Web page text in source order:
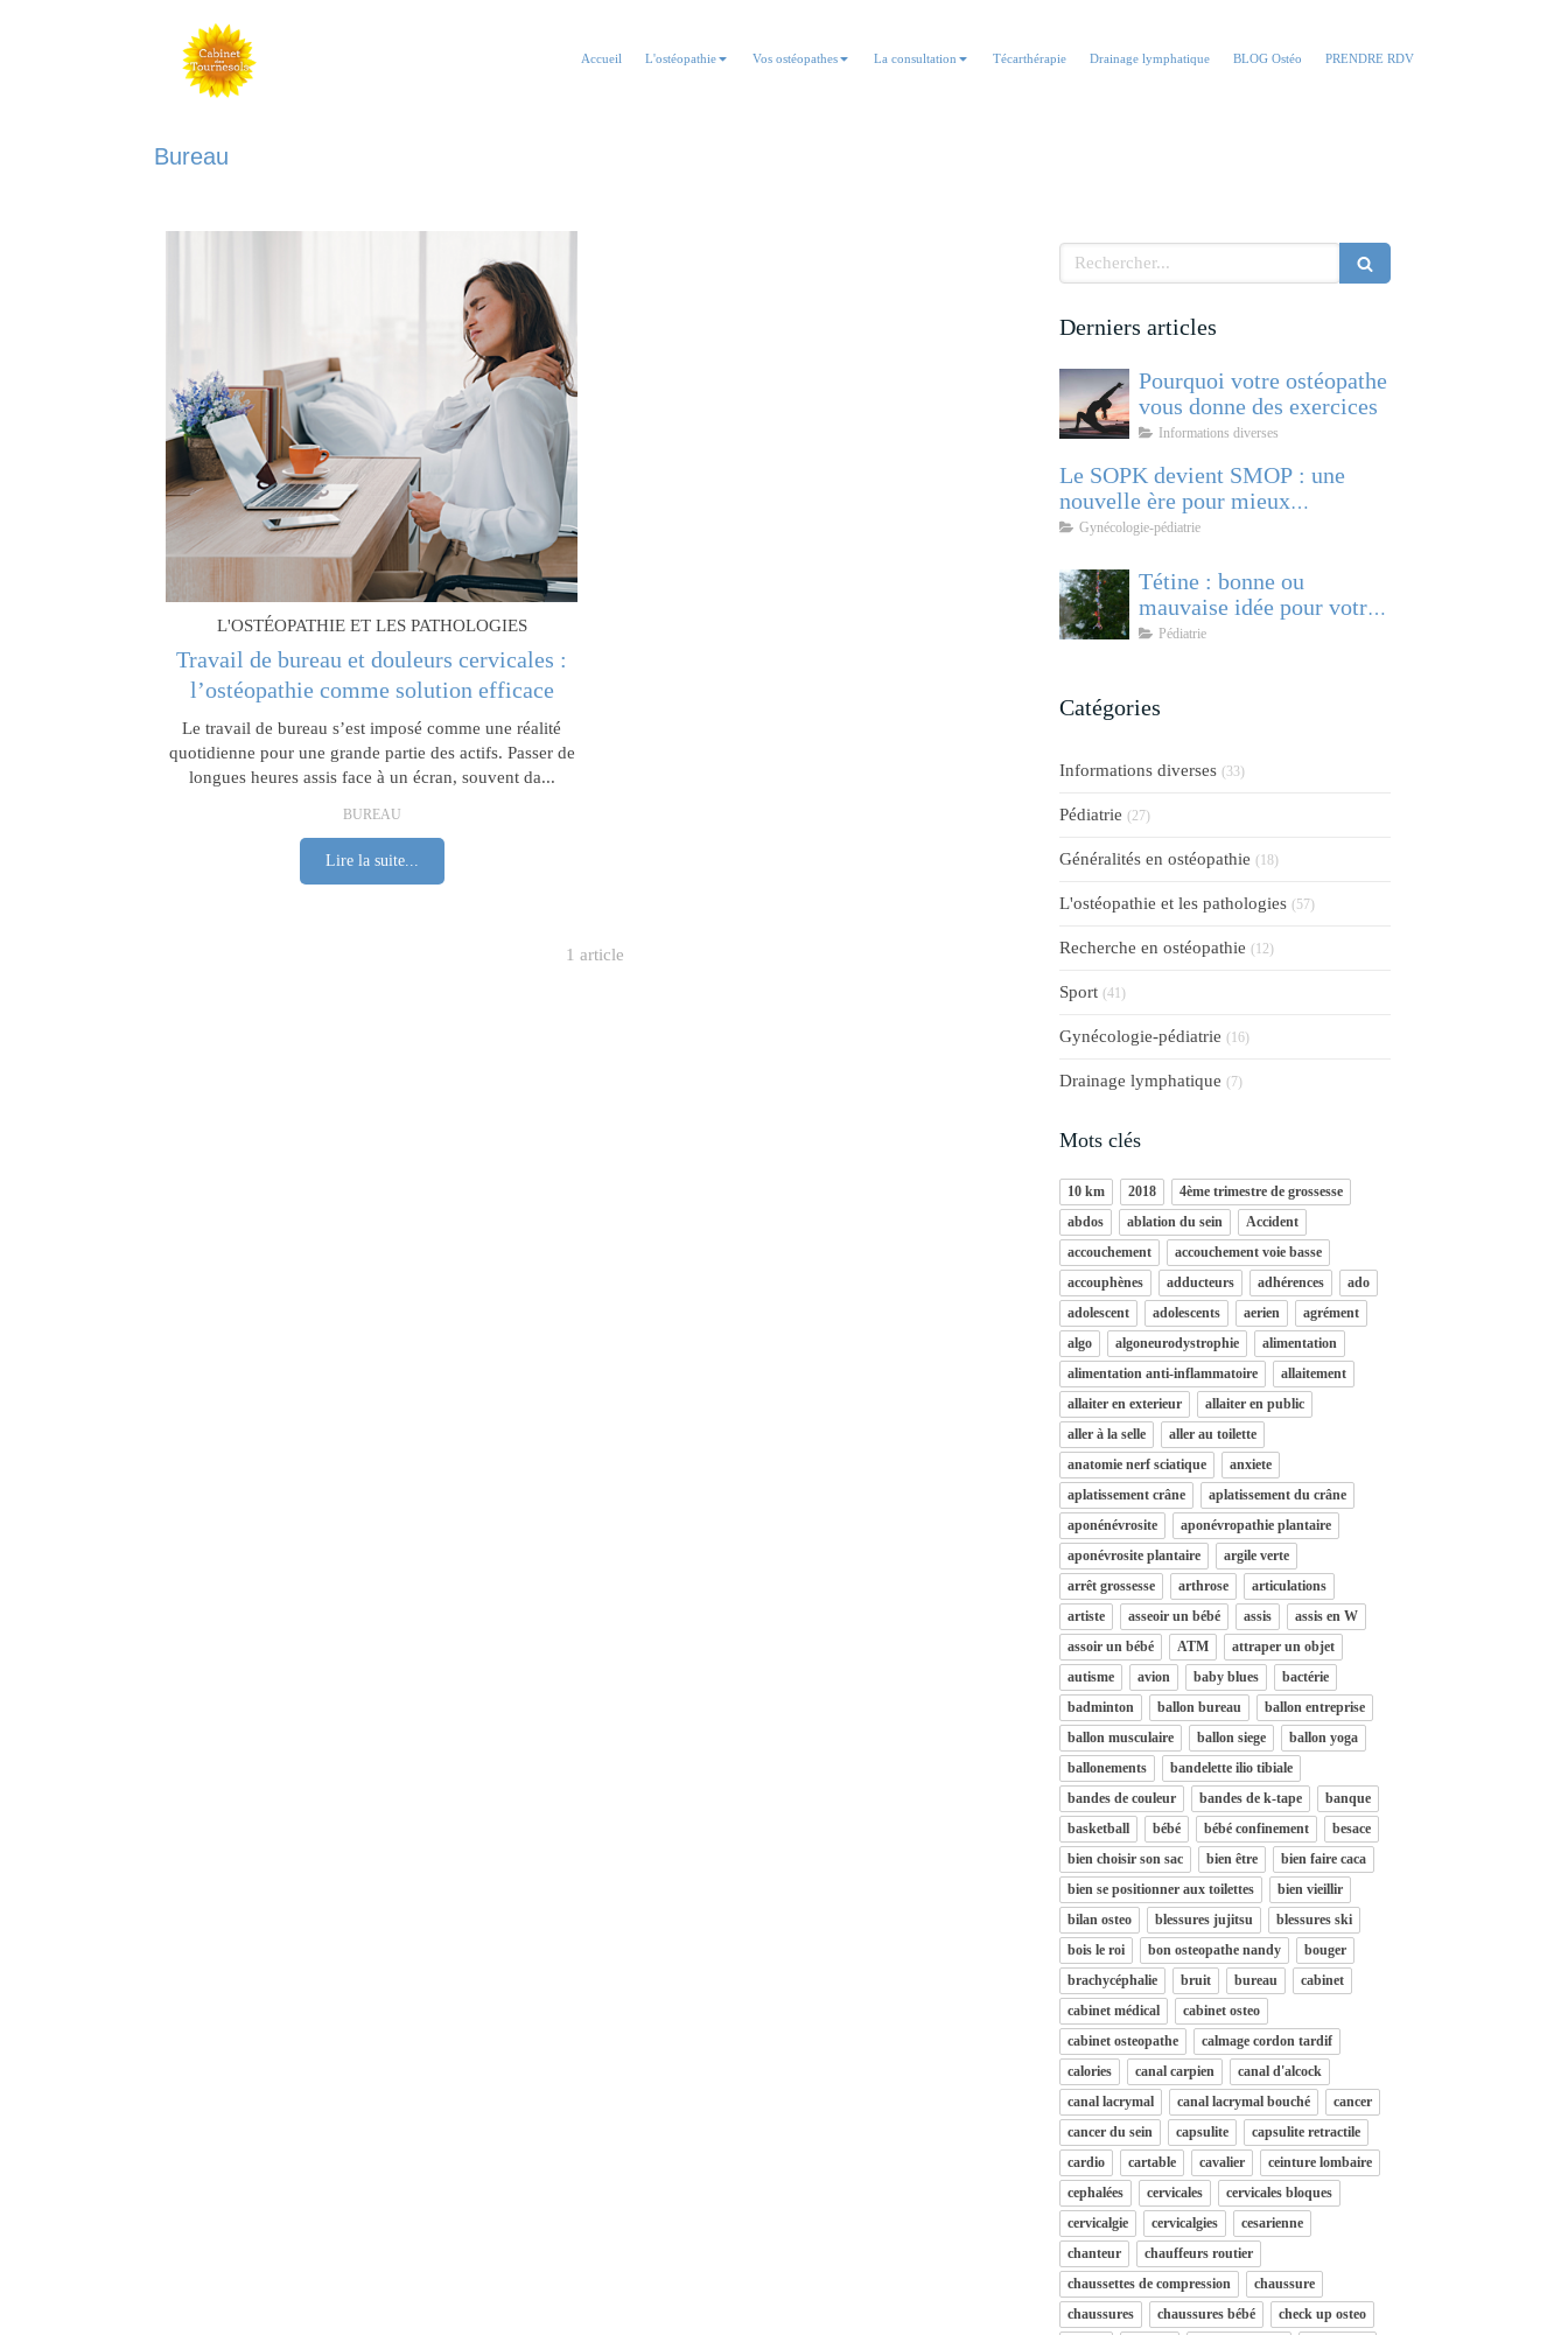
Accueil L'ostéopathie Vos ostéopathes La consultation Técarthérapie Drainage lymphatique BLOG Ostéo PRENDRE RDV
Bureau
L'OSTÉOPATHIE ET LES PATHOLOGIES
Travail de bureau et douleurs cervicales :
l’ostéopathie comme solution efficace
Le travail de bureau s’est imposé comme une réalité
quotidienne pour une grande partie des actifs. Passer de
longues heures assis face à un écran, souvent da...
BUREAU
Lire la suite...
1 article
Rechercher
Derniers articles
Pourquoi votre ostéopathe
vous donne des exercices
Informations diverses
Le SOPK devient SMOP : une
nouvelle ère pour mieux
comprendre et accompagner cette
Gynécologie-pédiatrie
Tétine : bonne ou
mauvaise idée pour votre
bébé ?
Pédiatrie
Catégories
Informations diverses (33)
Pédiatrie (27)
Généralités en ostéopathie (18)
L'ostéopathie et les pathologies (57)
Recherche en ostéopathie (12)
Sport (41)
Gynécologie-pédiatrie (16)
Drainage lymphatique (7)
Mots clés
10 km 2018
4ème trimestre de grossesse
abdos
ablation du sein
Accident
accouchement
accouchement voie basse
accouphènes
adducteurs adhérences
ado
adolescent
adolescents aerien
agrément
algo
algoneurodystrophie
alimentation
alimentation anti-inflammatoire
allaitement
allaiter en exterieur
allaiter en public
aller à la selle
aller au toilette
anatomie nerf sciatique
anxiete
aplatissement crâne
aplatissement du crâne
aponénévrosite
aponévropathie plantaire
aponévrosite plantaire
argile verte
arrêt grossesse
arthrose
articulations
artiste
asseoir un bébé assis
assis en W
assoir un bébé
ATM
attraper un objet
autisme
avion baby blues
bactérie
badminton
ballon bureau
ballon entreprise
ballon musculaire
ballon siege
ballon yoga
ballonements
bandelette ilio tibiale
bandes de couleur
bandes de k-tape
banque
basketball
bébé bébé confinement
besace
bien choisir son sac
bien être
bien faire caca
bien se positionner aux toilettes
bien vieillir
bilan osteo
blessures jujitsu
blessures ski
bois le roi
bon osteopathe nandy
bouger
brachycéphalie
bruit bureau
cabinet
cabinet médical
cabinet osteo
cabinet osteopathe
calmage cordon tardif
calories
canal carpien
canal d'alcock
canal lacrymal
canal lacrymal bouché
cancer
cancer du sein
capsulite
capsulite retractile
cardio
cartable cavalier
ceinture lombaire
cephalées
cervicales
cervicales bloques
cervicalgie
cervicalgies
cesarienne
chanteur
chauffeurs routier
chaussettes de compression
chaussure
chaussures
chaussures bébé
check up osteo